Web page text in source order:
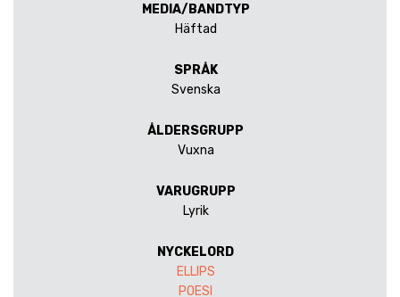
MEDIA/BANDTYP
Häftad
SPRÅK
Svenska
ÅLDERSGRUPP
Vuxna
VARUGRUPP
Lyrik
NYCKELORD
ELLIPS
POESI